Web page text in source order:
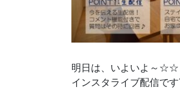
明日は、いよいよ～☆☆
インスタライブ配信です